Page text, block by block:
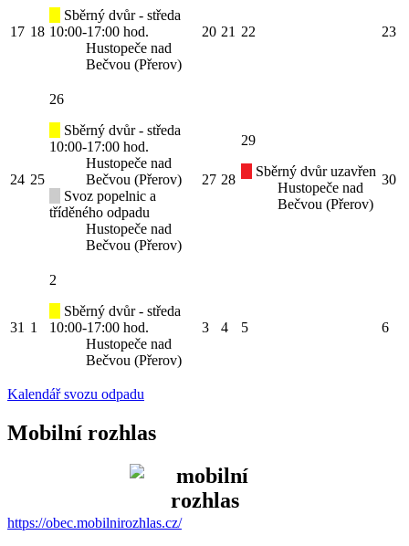
17 18
Sběrný dvůr - středa
10:00-17:00 hod.
Hustopeče nad
Bečvou (Přerov)
20 21 22 23
24 25
26
Sběrný dvůr - středa
10:00-17:00 hod.
Hustopeče nad
Bečvou (Přerov)
Svoz popelnic a
tříděného odpadu
Hustopeče nad
Bečvou (Přerov)
27 28
29
Sběrný dvůr uzavřen
Hustopeče nad
Bečvou (Přerov)
30
31 1
2
Sběrný dvůr - středa
10:00-17:00 hod.
Hustopeče nad
Bečvou (Přerov)
3 4 5 6
Kalendář svozu odpadu
Mobilní rozhlas
https://obec.mobilnirozhlas.cz/